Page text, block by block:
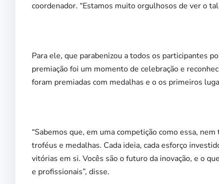
coordenador. “Estamos muito orgulhosos de ver o
Para ele, que parabenizou a todos os participantes
premiação foi um momento de celebração e
foram premiadas com medalhas e o os primeiros
“Sabemos que, em uma competição como essa,
troféus e medalhas. Cada ideia, cada esforço
vitórias em si. Vocês são o futuro da inovação, e o
e profissionais”, disse.